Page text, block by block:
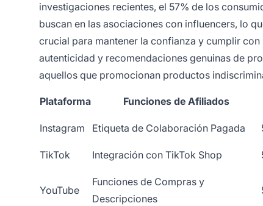
investigaciones recientes, el 57% de los
buscan en las asociaciones con influencers, lo
crucial para mantener la confianza y cumplir
autenticidad y recomendaciones genuinas de
aquellos que promocionan productos
Plataforma Funciones de Afiliados
Instagram
Etiqueta de Colaboración Pagada
TikTok Integración con TikTok Shop
YouTube
Funciones de Compras y
Descripciones